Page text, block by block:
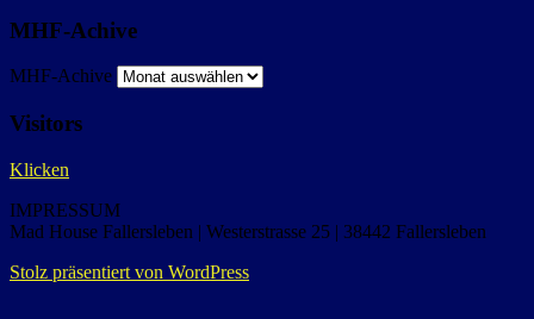
MHF-Achive
MHF-Achive
Visitors
Klicken
IMPRESSUM
Mad House Fallersleben | Westerstrasse 25 | 38442 Fallersleben
Stolz präsentiert von WordPress